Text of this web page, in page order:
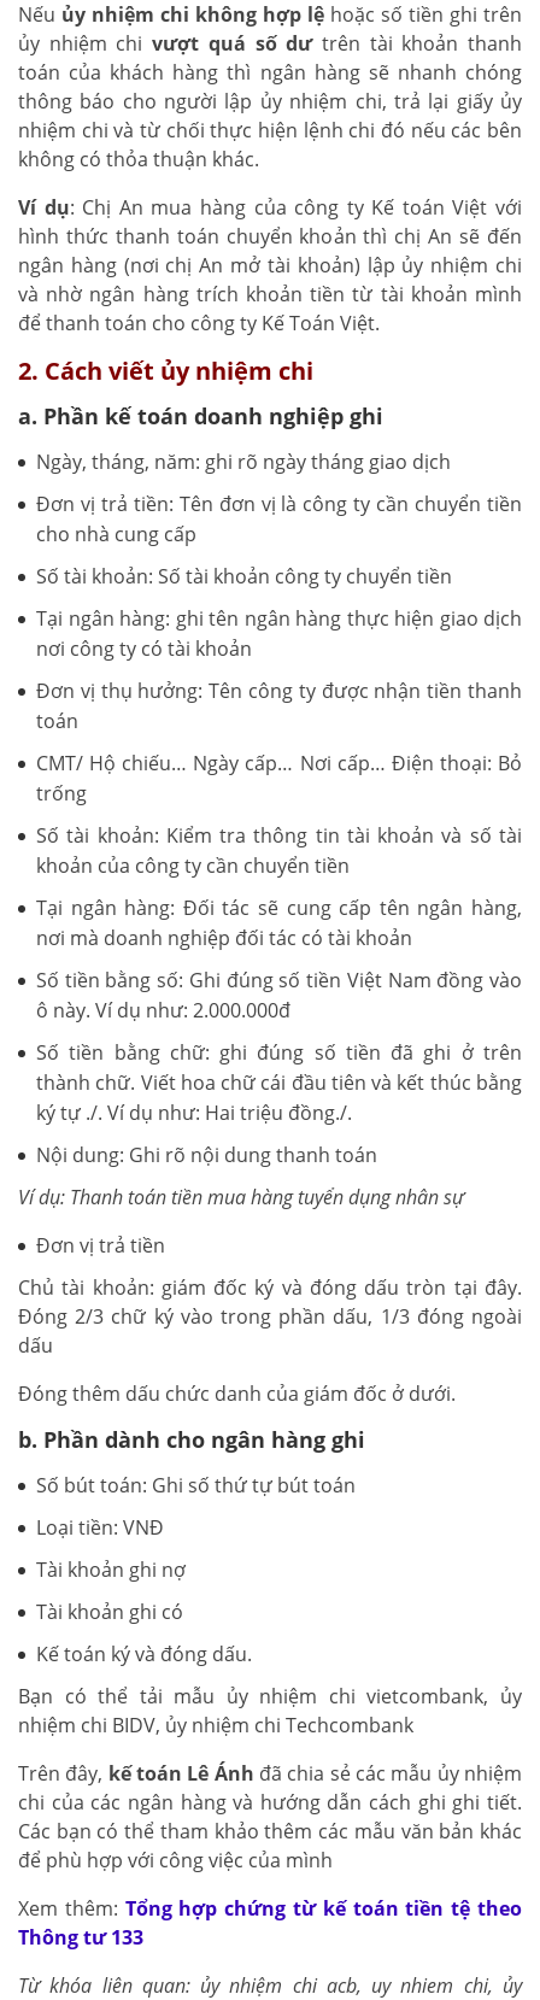
Nếu ủy nhiệm chi không hợp lệ hoặc số tiền ghi trên
ủy nhiệm chivượt quá số dưtrên tài khoản thanh
toán của khách hàng thì ngân hàng sẽ nhanh chóng
thông báo cho người lập ủy nhiệm chi, trả lại giấy ủy
nhiệm chi và từ chối thực hiện lệnh chi đó nếu các bên
không có thỏa thuận khác.
Ví dụ: Chị An mua hàng của công ty Kế toán Việt với
hình thức thanh toán chuyển khoản thì chị An sẽ đến
ngân hàng (nơi chị An mở tài khoản) lập ủy nhiệm chi
và nhờ ngân hàng trích khoản tiền từ tài khoản mình
để thanh toán cho công ty Kế Toán Việt.
2. Cách viết ủy nhiệm chi
a. Phần kế toán doanh nghiệp ghi
Ngày, tháng, năm: ghi rõ ngày tháng giao dịch
Đơn vị trả tiền: Tên đơn vị là công ty cần chuyển tiền
cho nhà cung cấp
Số tài khoản: Số tài khoản công ty chuyển tiền
Tại ngân hàng: ghi tên ngân hàng thực hiện giao dịch
nơi công ty có tài khoản
Đơn vị thụ hưởng: Tên công ty được nhận tiền thanh
toán
CMT/ Hộ chiếu… Ngày cấp… Nơi cấp… Điện thoại: Bỏ
trống
Số tài khoản: Kiểm tra thông tin tài khoản và số tài
khoản của công ty cần chuyển tiền
Tại ngân hàng: Đối tác sẽ cung cấp tên ngân hàng,
nơi mà doanh nghiệp đối tác có tài khoản
Số tiền bằng số: Ghi đúng số tiền Việt Nam đồng vào
ô này. Ví dụ như: 2.000.000đ
Số tiền bằng chữ: ghi đúng số tiền đã ghi ở trên
thành chữ. Viết hoa chữ cái đầu tiên và kết thúc bằng
ký tự ./. Ví dụ như: Hai triệu đồng./.
Nội dung: Ghi rõ nội dung thanh toán
Ví dụ: Thanh toán tiền mua hàng tuyển dụng nhân sự
Đơn vị trả tiền
Chủ tài khoản: giám đốc ký và đóng dấu tròn tại đây.
Đóng 2/3 chữ ký vào trong phần dấu, 1/3 đóng ngoài
dấu
Đóng thêm dấu chức danh của giám đốc ở dưới.
b. Phần dành cho ngân hàng ghi
Số bút toán: Ghi số thứ tự bút toán
Loại tiền: VNĐ
Tài khoản ghi nợ
Tài khoản ghi có
Kế toán ký và đóng dấu.
Bạn có thể tải mẫu ủy nhiệm chi vietcombank, ủy
nhiệm chi BIDV, ủy nhiệm chi Techcombank
Trên đây, kế toán Lê Ánh đã chia sẻ các mẫu ủy nhiệm
chi của các ngân hàng và hướng dẫn cách ghi ghi tiết.
Các bạn có thể tham khảo thêm các mẫu văn bản khác
để phù hợp với công việc của mình
Xem thêm: Tổng hợp chứng từ kế toán tiền tệ theo
Thông tư 133
Từ khóa liên quan: ủy nhiệm chi acb, uy nhiem chi, ủy